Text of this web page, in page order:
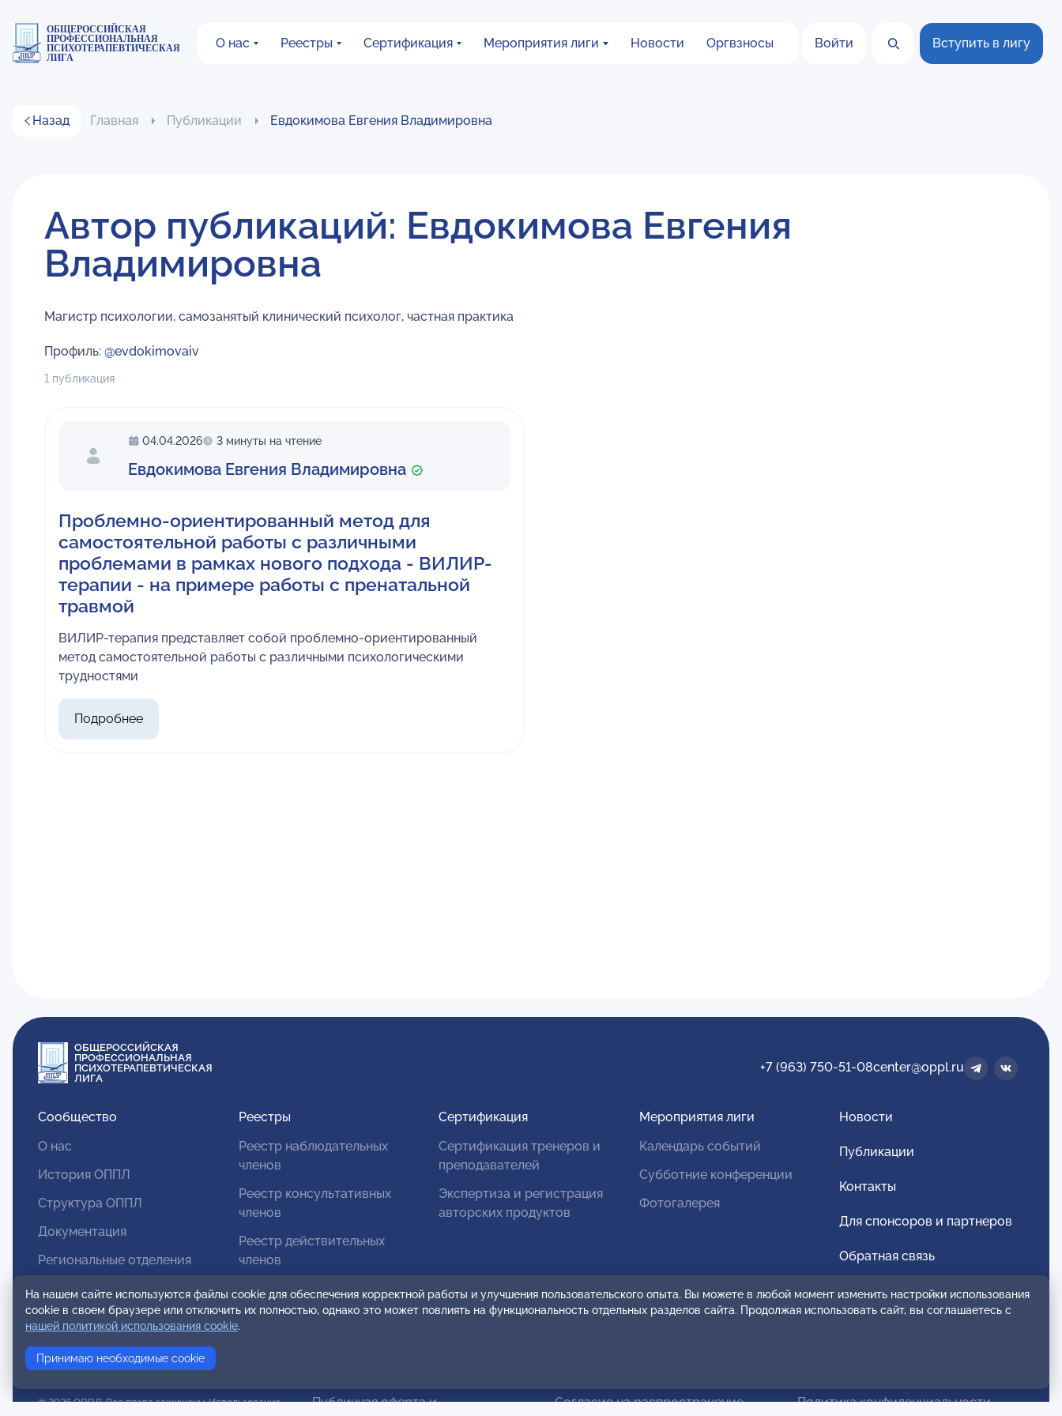
ОБЩЕРОССИЙСКАЯ
ПРОФЕССИОНАЛЬНАЯ
ПСИХОТЕРАПЕВТИЧЕСКАЯ
ЛИГА
О нас Реестры Сертификация Мероприятия лиги Новости Оргвзносы Войти Вступить в лигу
Назад Главная Публикации Евдокимова Евгения Владимировна
Автор публикаций: Евдокимова Евгения
Владимировна
Магистр психологии, самозанятый клинический психолог, частная практика
Профиль: @evdokimovaiv
1 публикация
04.04.2026 3 минуты на чтение
Евдокимова Евгения Владимировна
Проблемно-ориентированный метод для
самостоятельной работы с различными
проблемами в рамках нового подхода - ВИЛИР-
терапии - на примере работы с пренатальной
травмой
ВИЛИР-терапия представляет собой проблемно-ориентированный
метод самостоятельной работы с различными психологическими
трудностями
Подробнее
ОБЩЕРОССИЙСКАЯ
ПРОФЕССИОНАЛЬНАЯ
ПСИХОТЕРАПЕВТИЧЕСКАЯ
ЛИГА
+7 (963) 750-51-08center@oppl.ru
Сообщество
О нас
История ОППЛ
Структура ОППЛ
Документация
Региональные отделения
Комитеты
Модальности
Вступление в ОППЛ
Реестры
Реестр наблюдательных
членов
Реестр консультативных
членов
Реестр действительных
членов
Реестр аккредитованных
супервизоров
Сертификация
Сертификация тренеров и
преподавателей
Экспертиза и регистрация
авторских продуктов
Мероприятия лиги
Календарь событий
Субботние конференции
Фотогалерея
Новости
Публикации
Контакты
Для спонсоров и партнеров
Обратная связь
Публичная оферта и
Согласие на распространение
Политика конфиденциальности
© 2026 ОППЛ. Все права защищены. Использование
На нашем сайте используются файлы cookie для обеспечения корректной работы и улучшения пользовательского опыта. Вы можете в любой момент изменить настройки использования
cookie в своем браузере или отключить их полностью, однако это может повлиять на функциональность отдельных разделов сайта. Продолжая использовать сайт, вы соглашаетесь с
нашей политикой использования cookie.
Принимаю необходимые cookie